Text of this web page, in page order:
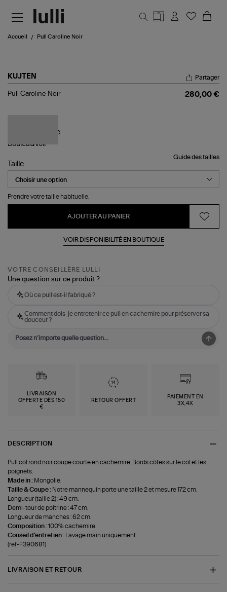
Accueil Pull Caroline Noir
KUJTEN
Pull
Partager
Pull Caroline Noir 280,00 €
Guide des tailles
Taille
Prendre votre taille habituelle.
AJOUTER AU PANIER
VOIR DISPONIBILITÉ EN BOUTIQUE
VOTRE CONSEILLÈRE LULLI
Une question sur ce produit ?
Où ce pull est-il fabriqué ?
Comment dois-je entretenir ce pull en cachemire pour préserver sa
douceur ?
LIVRAISON
OFFERTE DÈS 150
€
RETOUR OFFERT
PAIEMENT EN
3X,4X
DESCRIPTION
Pull col rond noir coupe courte en cachemire. Bords côtes sur le col et les
poignets.
Made in : Mongolie.
Taille & Coupe : Notre mannequin porte une taille 2 et mesure 172 cm.
Longueur (taille 2) : 49 cm.
Demi-tour de poitrine : 47 cm.
Longueur de manches : 62 cm.
Composition :100% cachemire.
Conseil d'entretien :
Lavage main uniquement.
(ref-F390681)
LIVRAISON ET RETOUR